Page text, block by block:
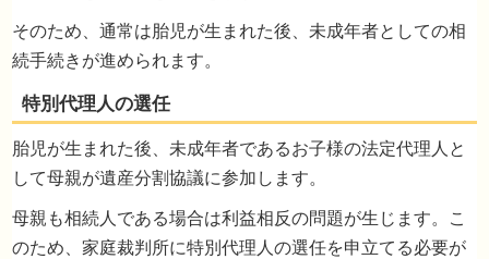
そのため、通常は胎児が生まれた後、未成年者としての相
続手続きが進められます。
胎児が生まれた後、未成年者であるお子様の法定代理人と
して母親が遺産分割協議に参加します。
母親も相続人である場合は利益相反の問題が生じます。こ
のため、家庭裁判所に特別代理人の選任を申立てる必要が